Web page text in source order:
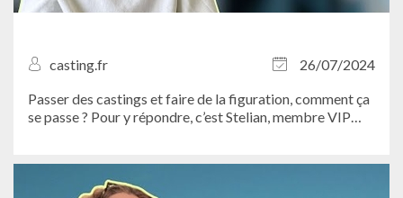
casting.fr
26/07/2024
Passer des castings et faire de la figuration, comment ça
se passe ? Pour y répondre, c’est Stelian, membre VIP